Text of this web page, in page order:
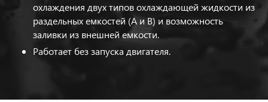
охлаждения двух типов охлаждающей жидкости из
раздельных емкостей (А и В) и возможность
заливки из внешней емкости.
Работает без запуска двигателя.